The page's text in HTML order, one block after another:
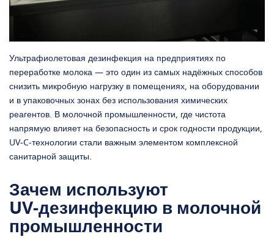
Ультрафиолетовая дезинфекция на предприятиях по
переработке молока — это один из самых надёжных способов
снизить микробную нагрузку в помещениях, на оборудовании
и в упаковочных зонах без использования химических
реагентов. В молочной промышленности, где чистота
напрямую влияет на безопасность и срок годности продукции,
UV‑C‑технологии стали важным элементом комплексной
санитарной защиты.
Зачем используют
UV‑дезинфекцию в молочной
промышленности